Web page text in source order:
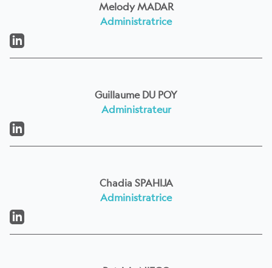
Melody MADAR
Administratrice
Guillaume DU POY
Administrateur
Chadia SPAHIJA
Administratrice